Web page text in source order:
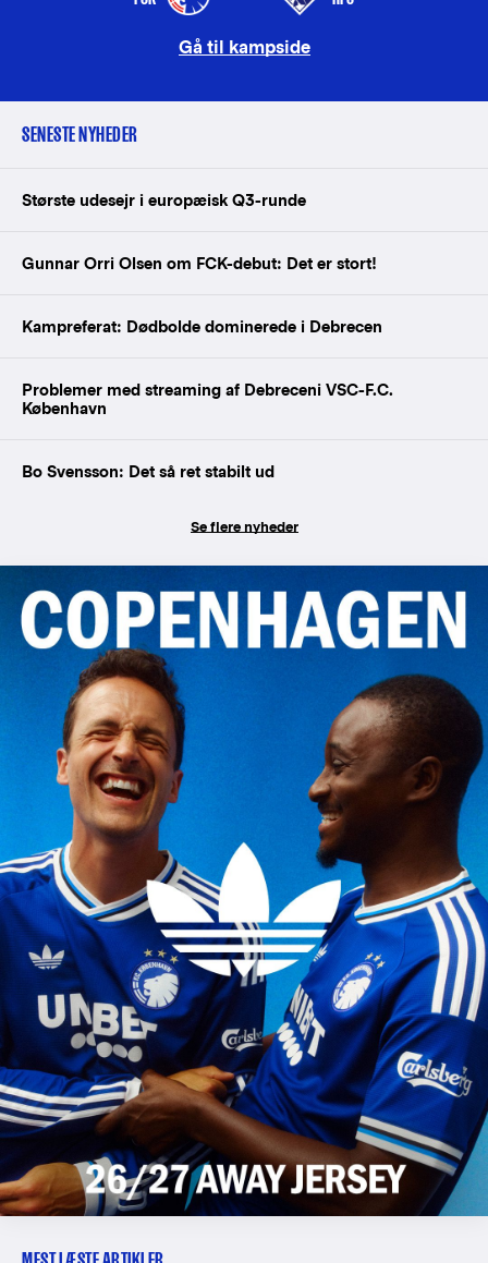
Gå til kampside
SENESTE NYHEDER
Største udesejr i europæisk Q3-runde
Gunnar Orri Olsen om FCK-debut: Det er stort!
Kampreferat: Dødbolde dominerede i Debrecen
Problemer med streaming af Debreceni VSC-F.C.
København
Bo Svensson: Det så ret stabilt ud
Se flere nyheder